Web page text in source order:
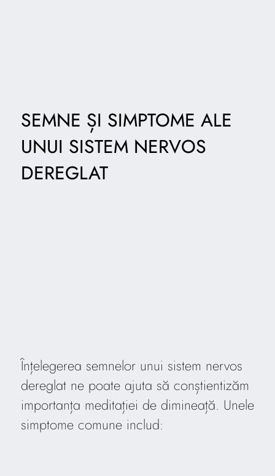
SEMNE ȘI SIMPTOME ALE
UNUI SISTEM NERVOS
DEREGLAT
Înțelegerea semnelor unui sistem nervos
dereglat ne poate ajuta să conștientizăm
importanța meditației de dimineață. Unele
simptome comune includ: